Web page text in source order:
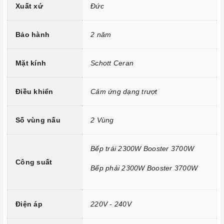
Công nghệ hiện đại
Sử dụng bản mạch mâm từ theo công nghệ Châu Âu
Công nghệ INVERTER tiết kiệm điện năng.
Trang bị 9 dải công suất nấu.
Tính năng vượt trội
Chức năng Booster:Giúp các thiết bị bếp gia tăng nhiệt
Xuất xứ Đức
Bảo hành 2 năm
Mặt kính Schott Ceran
Điều khiển Cảm ứng dạng trượt
Số vùng nấu 2 Vùng
Công suất
Bếp trái 2300W Booster 3700W
Bếp phải 2300W Booster 3700W
Điện áp 220V - 240V